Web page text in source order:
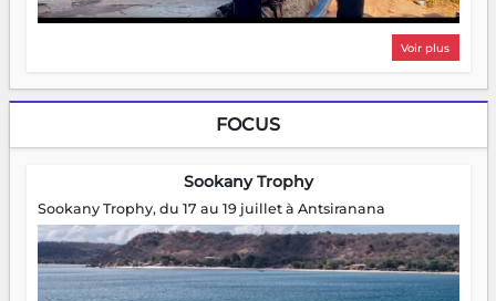
Voir plus
FOCUS
Sookany Trophy
Sookany Trophy, du 17 au 19 juillet à Antsiranana